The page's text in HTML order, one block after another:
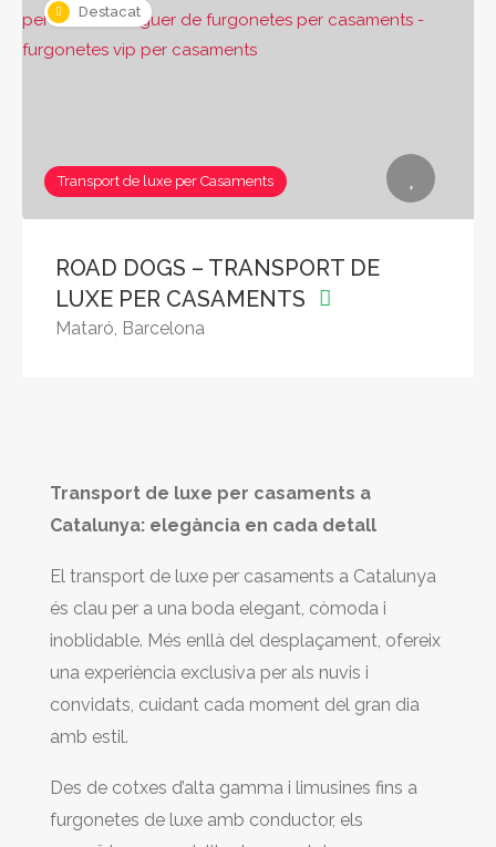
Destacat
Transport de luxe per Casaments
ROAD DOGS – TRANSPORT DE
LUXE PER CASAMENTS
Mataró, Barcelona
Transport de luxe per casaments a
Catalunya: elegància en cada detall
El transport de luxe per casaments a Catalunya
és clau per a una boda elegant, còmoda i
inoblidable. Més enllà del desplaçament, ofereix
una experiència exclusiva per als nuvis i
convidats, cuidant cada moment del gran dia
amb estil.
Des de cotxes d’alta gamma i limusines fins a
furgonetes de luxe amb conductor, els